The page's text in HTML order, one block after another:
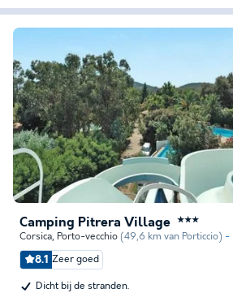
Camping Pitrera Village ★★★
Corsica, Porto-vecchio (49,6 km van Porticcio)
8.1 Zeer goed
Dicht bij de stranden.